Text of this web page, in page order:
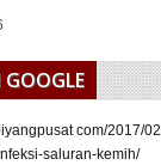
GOOGLE
com/2017/
saluran-kemih/